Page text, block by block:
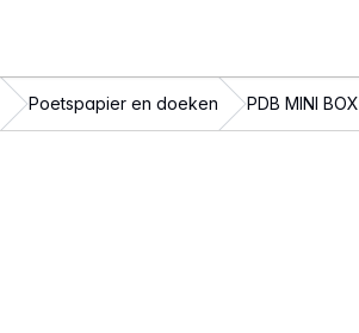
Poetspapier en doeken PDB MINI BOX